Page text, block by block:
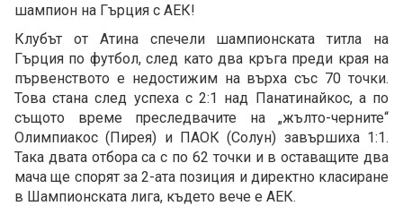
шампион на Гърция с АЕК!
Клубът от Атина спечели шампионската титла на
Гърция по футбол, след като два кръга преди края на
първенството е недостижим на върха със 70 точки.
Това стана след успеха с 2:1 над Панатинайкос, а по
същото време преследвачите на „жълто-черните“
Олимпиакос (Пирея) и ПАОК (Солун) завършиха 1:1.
Така двата отбора са с по 62 точки и в оставащите два
мача ще спорят за 2-ата позиция и директно класиране
в Шампионската лига, където вече е АЕК.